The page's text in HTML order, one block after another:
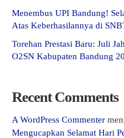
Menembus UPI Bandung!
Atas Keberhasilannya di
Torehan Prestasi Baru: Juli
O2SN Kabupaten Bandung
Recent Comments
A WordPress Commenter
Mengucapkan Selamat Hari